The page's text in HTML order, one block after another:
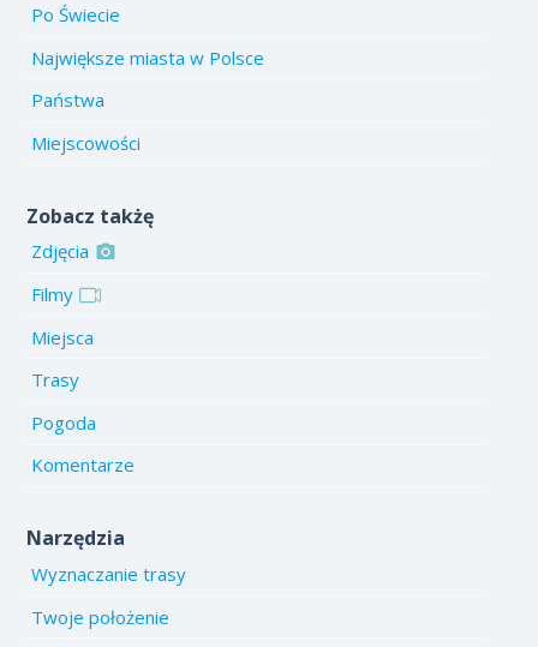
Po Świecie
Największe miasta w Polsce
Państwa
Miejscowości
Zobacz takżę
Zdjęcia
Filmy
Miejsca
Trasy
Pogoda
Komentarze
Narzędzia
Wyznaczanie trasy
Twoje położenie